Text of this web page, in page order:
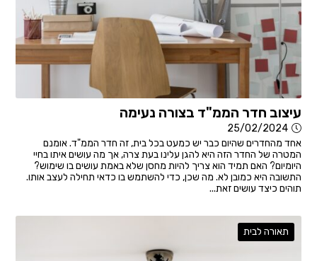
עיצוב חדר הממ"ד בצורה נעימה
25/02/2024
אחד מהחדרים שהיום כבר יש כמעט בכל בית, זה חדר הממ"ד. אומנם
המטרה של החדר הזה היא להגן עלינו בעת צרה, אך מה עושים איתו בחיי
היומיום? האם תמיד הוא צריך להיות מחסן שלא באמת עושים בו שימוש?
התשובה היא כמובן לא. מה שכן, כדי להשתמש בו כדאי תחילה לעצב אותו.
תוהים כיצד עושים זאת...
תאורה לבית